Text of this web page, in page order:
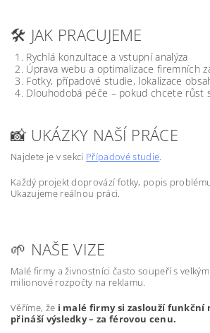
🛠️ JAK PRACUJEME
Rychlá konzultace a vstupní analýza
Úprava webu a optimalizace firemních
Fotky, případové studie, lokalizace
Dlouhodobá péče – pokud chcete růst
📸 UKÁZKY NAŠÍ PRÁCE
Najdete je v sekci Případové studie.
Každý projekt doprovází fotky, popis
Ukazujeme reálnou práci.
🌱 NAŠE VIZE
Malé firmy a živnostníci často soupeří s
milionové rozpočty na reklamu.
Věříme, že i malé firmy si zaslouží
přináší výsledky – za férovou cenu.